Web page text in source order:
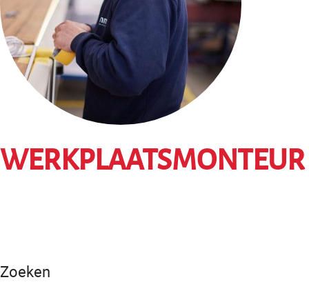
WERKPLAATSMONTEUR
Zoeken